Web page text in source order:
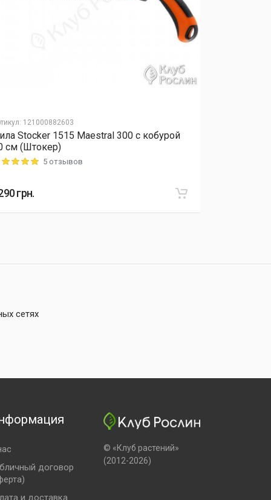
: 121000882603
Stocker 1515 Maestral 300 с кобурой
см (Штокер)
5 out of 55 отзывов
грн.
сетях
договор
и доставка
© «Клуб растений»
(2012-2026)